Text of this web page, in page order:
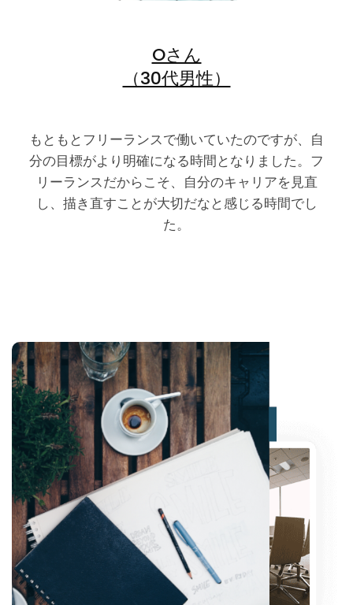
Oさん
（30代男性）
もともとフリーランスで働いていたのですが、自
分の目標がより明確になる時間となりました。フ
リーランスだからこそ、自分のキャリアを見直
し、描き直すことが大切だなと感じる時間でし
た。